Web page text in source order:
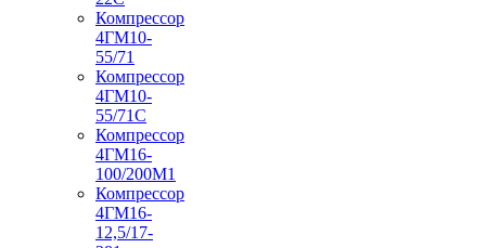
Компрессор
4ГМ10-
55/71
Компрессор
4ГМ10-
55/71С
Компрессор
4ГМ16-
100/200М1
Компрессор
4ГМ16-
12,5/17-